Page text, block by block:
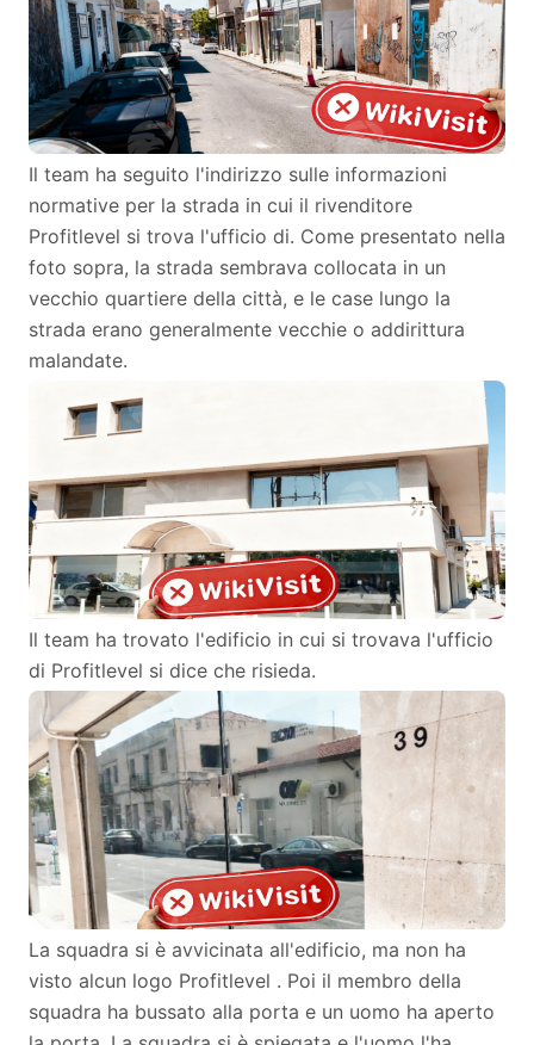
Il team ha seguito l'indirizzo sulle informazioni
normative per la strada in cui il rivenditore
Profitlevel si trova l'ufficio di. Come presentato nella
foto sopra, la strada sembrava collocata in un
vecchio quartiere della città, e le case lungo la
strada erano generalmente vecchie o addirittura
malandate.
Il team ha trovato l'edificio in cui si trovava l'ufficio
di Profitlevel si dice che risieda.
La squadra si è avvicinata all'edificio, ma non ha
visto alcun logo Profitlevel . Poi il membro della
squadra ha bussato alla porta e un uomo ha aperto